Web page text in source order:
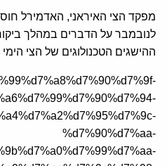
לנובמבר על הדברים במהלך
ההישגים הטכנולוגים של הצי
%d7%90%d7%aa-